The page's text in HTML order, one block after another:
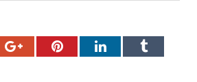
Google+PinterestLinkedInTumblr